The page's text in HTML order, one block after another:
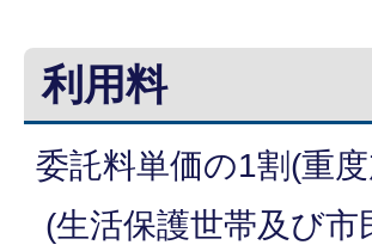
利用料
委託料単価の1割(重
(生活保護世帯及び